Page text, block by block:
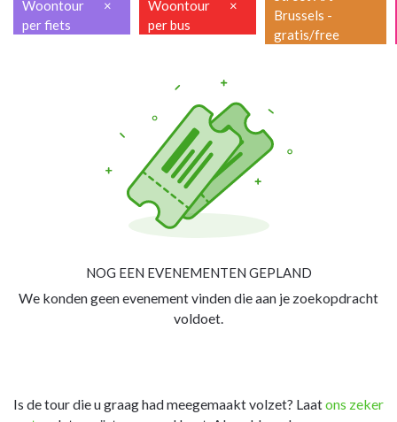
Woontour
per fiets
×
Woontour
per bus
×
Brussels -
gratis/free
NOG EEN EVENEMENTEN GEPLAND
We konden geen evenement vinden die aan je zoekopdracht
voldoet.
Is de tour die u graag had meegemaakt volzet? Laatons zeker